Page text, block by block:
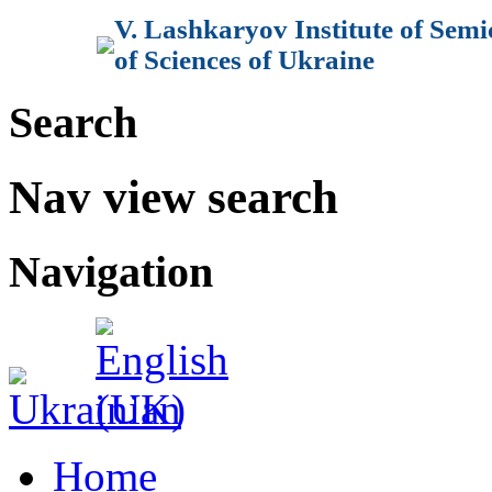
V. Lashkaryov Institute of
of Sciences of Ukraine
Search
Nav view search
Navigation
Home